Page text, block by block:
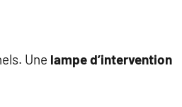
Une lampe d’intervention